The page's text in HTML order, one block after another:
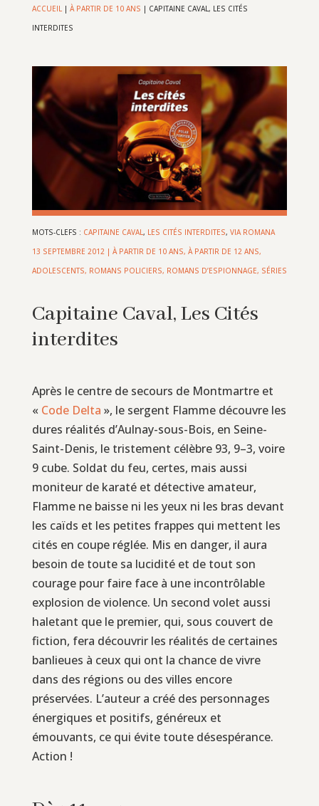
ACCUEIL| À PARTIR DE 10 ANS | CAPITAINE CAVAL, LES CITÉS
INTERDITES
MOTS-CLEFS : CAPITAINE CAVAL , LES CITÉS INTERDITES, VIA ROMANA
13 SEPTEMBRE 2012 | À PARTIR DE 10 ANS, À PARTIR DE 12 ANS,
ADOLESCENTS, ROMANS POLICIERS, ROMANS D’ESPIONNAGE, SÉRIES
Capitaine Caval, Les Cités
interdites
Après le centre de secours de Montmartre et
« Code Delta », le sergent Flamme découvre les
dures réalités d’Aulnay-sous-Bois, en Seine-
Saint-Denis, le tristement célèbre 93, 9–3, voire
9 cube. Soldat du feu, certes, mais aussi
moniteur de karaté et détective amateur,
Flamme ne baisse ni les yeux ni les bras devant
les caïds et les petites frappes qui mettent les
cités en coupe réglée. Mis en danger, il aura
besoin de toute sa lucidité et de tout son
courage pour faire face à une incontrôlable
explosion de violence. Un second volet aussi
haletant que le premier, qui, sous couvert de
fiction, fera découvrir les réalités de certaines
banlieues à ceux qui ont la chance de vivre
dans des régions ou des villes encore
préservées. L’auteur a créé des personnages
énergiques et positifs, généreux et
émouvants, ce qui évite toute désespérance.
Action !